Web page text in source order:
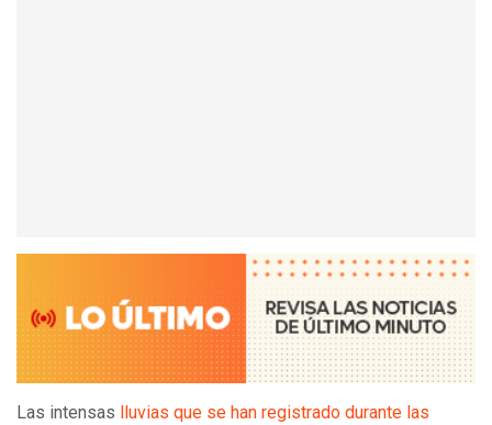
Las intensas
lluvias que se han registrado durante las